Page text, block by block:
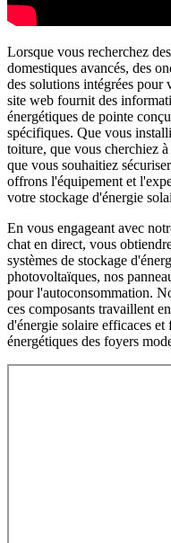
Lorsque vous recherchez
domestiques avancés, des
des solutions intégrées
site web fournit des
énergétiques de pointe
spécifiques. Que vous
toiture, que vous cherchiez
que vous souhaitiez
offrons l'équipement et
votre stockage d'énergie
En vous engageant avec
chat en direct, vous
systèmes de stockage
photovoltaïques, nos
pour l'autoconsommation.
ces composants travaillent
d'énergie solaire efficaces et
énergétiques des foyers